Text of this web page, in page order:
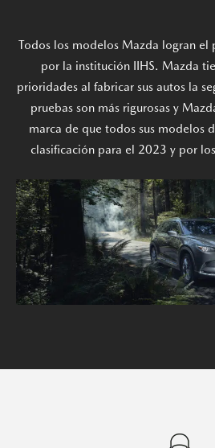
Todos los modelos Mazda logran el
por la institución IIHS. Mazda
prioridades al fabricar sus autos la
pruebas son más rigurosas y
marca de que todos sus modelos
clasificación para el 2023 y por